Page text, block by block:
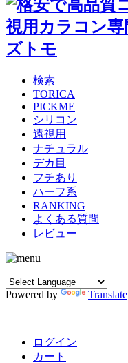
検索
TORICA
PICKME
シリコン
遠視用
ナチュラル
デカ目
フチあり
ハーフ系
RANKING
よくある質問
レビュー
Powered by Translate
ログイン
カート